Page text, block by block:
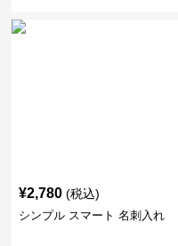
¥2,780 (税込)
シンプル スマート 名刺入れ